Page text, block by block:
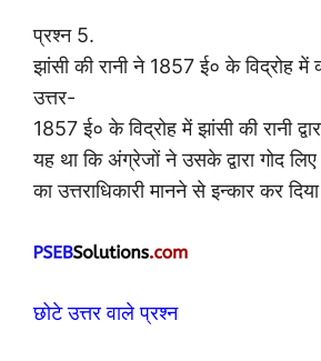
प्रश्न 5.
झांसी की रानी ने 1857 ई० के विद्रोह में
उत्तर-
1857 ई० के विद्रोह में झांसी की रानी
यह था कि अंग्रेजों ने उसके द्वारा गोद
का उत्तराधिकारी मानने से इन्कार कर
छोटे उत्तर वाले प्रश्न